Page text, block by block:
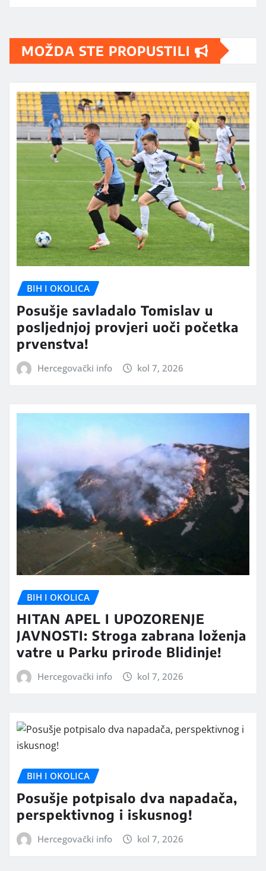
MOŽDA STE PROPUSTILI
BIH I OKOLICA
Posušje savladalo Tomislav u
posljednjoj provjeri uoči početka
prvenstva!
Hercegovački info kol 7, 2026
BIH I OKOLICA
HITAN APEL I UPOZORENJE
JAVNOSTI: Stroga zabrana loženja
vatre u Parku prirode Blidinje!
Hercegovački info kol 7, 2026
BIH I OKOLICA
Posušje potpisalo dva napadača,
perspektivnog i iskusnog!
Hercegovački info kol 7, 2026